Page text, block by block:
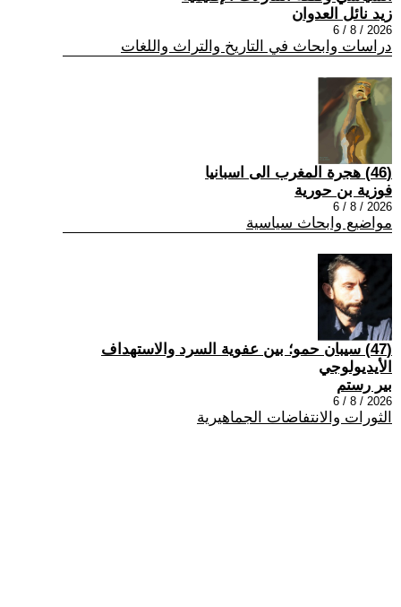
زيد نائل العدوان
2026 / 8 / 6
دراسات وابحاث في التاريخ والتراث واللغات
(46) هجرة المغرب الى اسبانيا
فوزية بن حورية
2026 / 8 / 6
مواضيع وابحاث سياسية
(47) سيبان حمو؛ بين عفوية السرد والاستهداف
الأيديولوجي
بير رستم
2026 / 8 / 6
الثورات والانتفاضات الجماهيرية